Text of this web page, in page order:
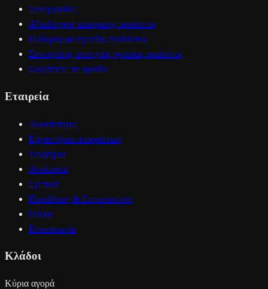
Συνεργασίες
Αξιολόγηση απόφασης προϊόντος
Πρόγραμμα ηγεσίας προϊόντος
Συνεργάτης συνεχούς ηγεσίας προϊόντος
Συζητήστε το προϊόν
Εταιρεία
Δυνατότητες
Εργαστήριο αποφάσεων
Τεκμήρια
Αναλύσεις
Σχετικά
Παράδοση & Εμπιστοσύνη
Πόροι
Επικοινωνία
Κλάδοι
Κύρια αγορά